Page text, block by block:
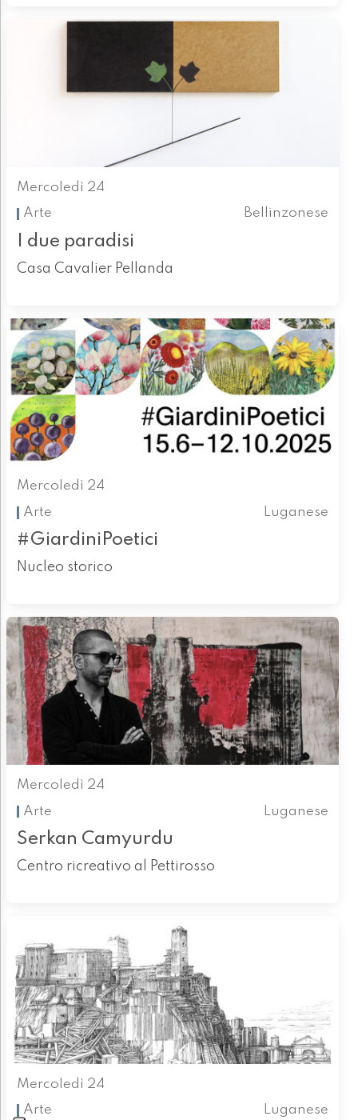
Mercoledì 24
Arte
Bellinzonese
I due paradisi
Casa Cavalier Pellanda
Mercoledì 24
Arte
Luganese
#GiardiniPoetici
Nucleo storico
Mercoledì 24
Arte
Luganese
Serkan Camyurdu
Centro ricreativo al Pettirosso
Mercoledì 24
Arte
Luganese